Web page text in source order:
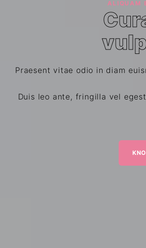
ALIQUAM
Praesent vitae odio in diam
Duis leo ante, fringilla vel